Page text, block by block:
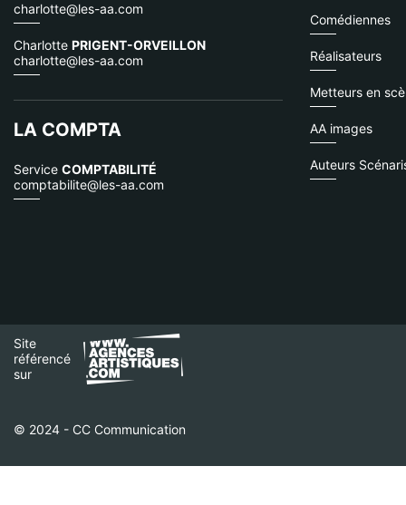
charlotte@les-aa.com
Charlotte PRIGENT-ORVEILLON
charlotte@les-aa.com
LA COMPTA
Service COMPTABILITÉ
comptabilite@les-aa.com
Comédiennes
Réalisateurs
Metteurs en
AA images
Auteurs
Site
référencé
sur
© 2024 - CC Communication